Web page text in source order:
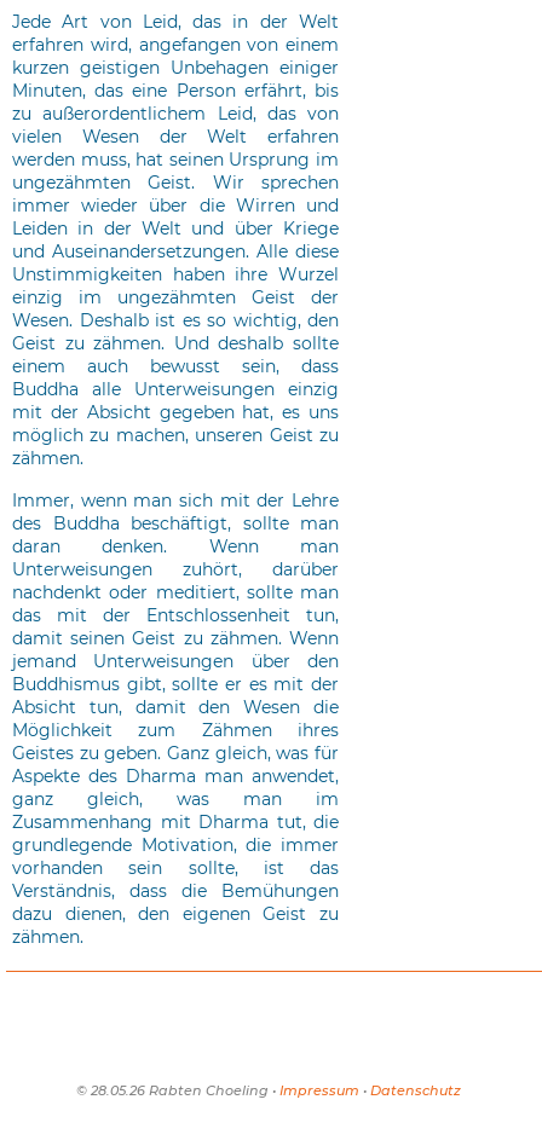
Jede Art von Leid, das in der Welt
erfahren wird, angefangen von einem
kurzen geistigen Unbehagen einiger
Minuten, das eine Person erfährt, bis
zu außerordentlichem Leid, das von
vielen Wesen der Welt erfahren
werden muss, hat seinen Ursprung im
ungezähmten Geist. Wir sprechen
immer wieder über die Wirren und
Leiden in der Welt und über Kriege
und Auseinandersetzungen. Alle diese
Unstimmigkeiten haben ihre Wurzel
einzig im ungezähmten Geist der
Wesen. Deshalb ist es so wichtig, den
Geist zu zähmen. Und deshalb sollte
einem auch bewusst sein, dass
Buddha alle Unterweisungen einzig
mit der Absicht gegeben hat, es uns
möglich zu machen, unseren Geist zu
zähmen.
Immer, wenn man sich mit der Lehre
des Buddha beschäftigt, sollte man
daran denken. Wenn man
Unterweisungen zuhört, darüber
nachdenkt oder meditiert, sollte man
das mit der Entschlossenheit tun,
damit seinen Geist zu zähmen. Wenn
jemand Unterweisungen über den
Buddhismus gibt, sollte er es mit der
Absicht tun, damit den Wesen die
Möglichkeit zum Zähmen ihres
Geistes zu geben. Ganz gleich, was für
Aspekte des Dharma man anwendet,
ganz gleich, was man im
Zusammenhang mit Dharma tut, die
grundlegende Motivation, die immer
vorhanden sein sollte, ist das
Verständnis, dass die Bemühungen
dazu dienen, den eigenen Geist zu
zähmen.
© 28.05.26 Rabten Choeling • Impressum • Datenschutz